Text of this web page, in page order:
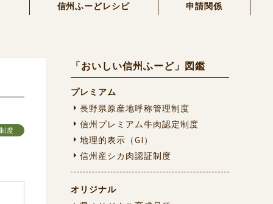
信州ふーどレシピ 申請関係
度
「おいしい信州ふーど」図鑑
プレミアム
長野県原産地呼称管理制度
信州プレミアム牛肉認定制度
地理的表示（GI）
信州産シカ肉認証制度
オリジナル